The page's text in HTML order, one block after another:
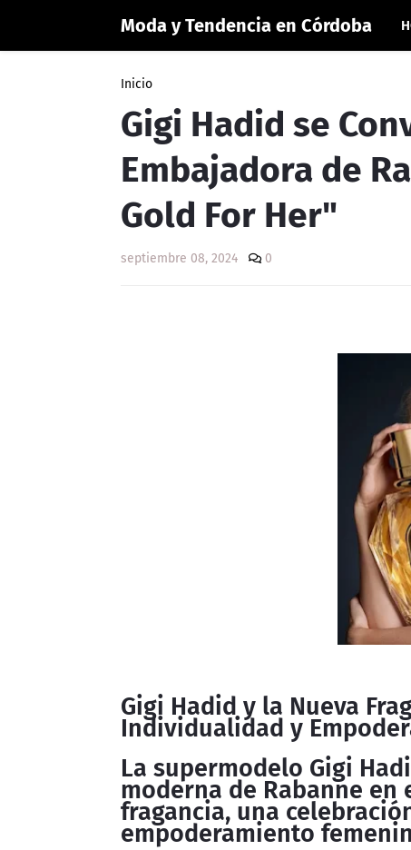
Moda y Tendencia en Córdoba
Inicio
Gigi Hadid se
Embajadora de
Gold For Her"
septiembre 08, 2024 0
Gigi Hadid y la Nueva
Individualidad y
La supermodelo Gigi
moderna de Rabanne en
fragancia, una
empoderamiento